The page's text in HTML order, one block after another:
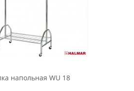
напольная WU 18